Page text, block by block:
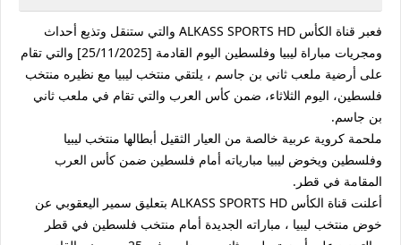
فعبر قناة الكأس ALKASS SPORTS HD والتي ستنقل وتذيع أحداث
ومجريات مباراة ليبيا وفلسطين اليوم القادمة [25/11/2025] والتي تقام
على أرضية ملعب ثاني بن جاسم ، يلتقي منتخب ليبيا مع نظيره منتخب
فلسطين، اليوم الثلاثاء، ضمن كأس العرب والتي تقام في ملعب ثاني
بن جاسم.
ملحمة كروية عربية خالصة من العيار الثقيل أبطالها منتخب ليبيا
وفلسطين ويخوض ليبيا مبارياته أمام فلسطين ضمن كأس العرب
المقامة في قطر.
أعلنت قناة الكأس ALKASS SPORTS HD بتعليق سمير اليعقوبي عن
خوض منتخب ليبيا ، مباراته الجديدة أمام منتخب فلسطين في قطر